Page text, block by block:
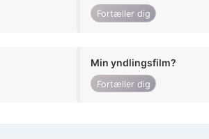
Fortæller dig
Min yndlingsfilm?
Fortæller dig